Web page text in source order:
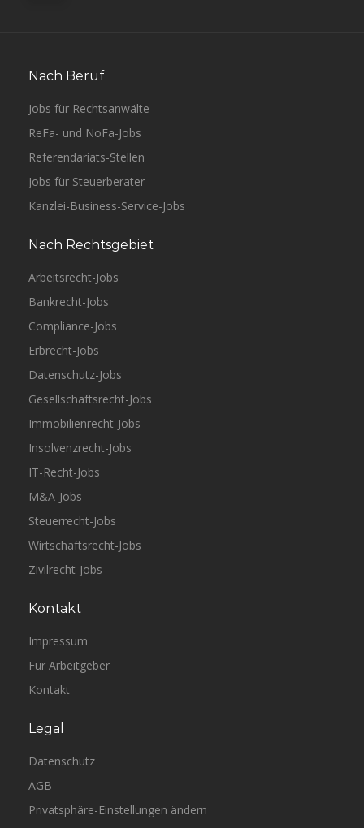
Nach Beruf
Jobs für Rechtsanwälte
ReFa- und NoFa-Jobs
Referendariats-Stellen
Jobs für Steuerberater
Kanzlei-Business-Service-Jobs
Nach Rechtsgebiet
Arbeitsrecht-Jobs
Bankrecht-Jobs
Compliance-Jobs
Erbrecht-Jobs
Datenschutz-Jobs
Gesellschaftsrecht-Jobs
Immobilienrecht-Jobs
Insolvenzrecht-Jobs
IT-Recht-Jobs
M&A-Jobs
Steuerrecht-Jobs
Wirtschaftsrecht-Jobs
Zivilrecht-Jobs
Kontakt
Impressum
Für Arbeitgeber
Kontakt
Legal
Datenschutz
AGB
Privatsphäre-Einstellungen ändern